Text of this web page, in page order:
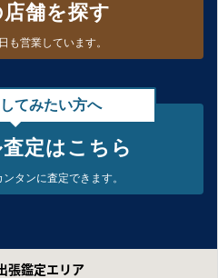
舗を探す
も営業しています。
てみたい方へ
定はこちら
ンタンに査定できます。
張鑑定エリア